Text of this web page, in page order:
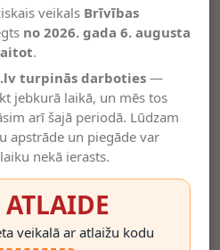
veikals Brīvības
no 2026. gada 6. augusta
.
turpinās darboties—
jebkurā laikā, un mēs tos
arī šajā periodā. Lūdzam
apstrāde un piegāde var
nekā ierasts.
veikalā ar atlaižu kodu